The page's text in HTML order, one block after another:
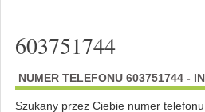
603751744
NUMER TELEFONU 603751744 -
Szukany przez Ciebie numer